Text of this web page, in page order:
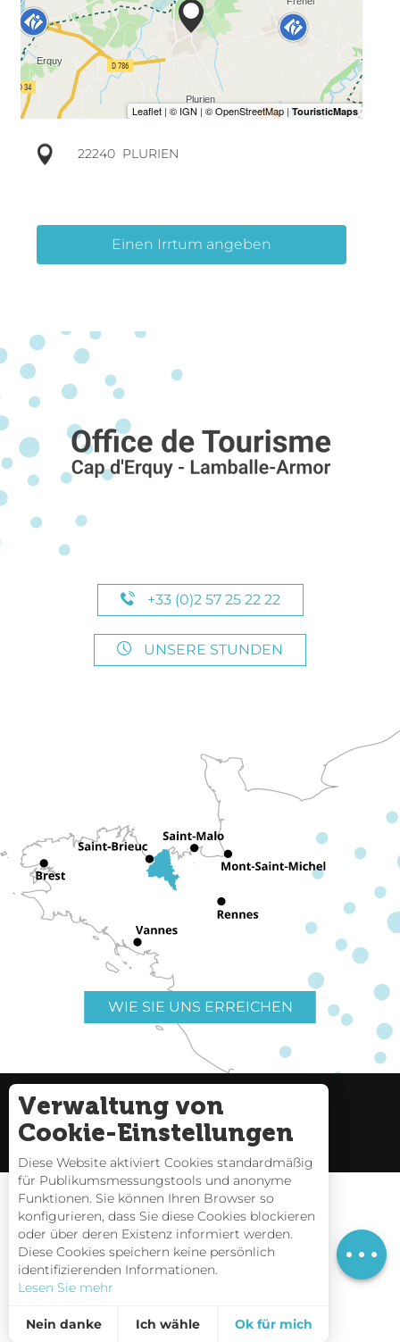
22240 PLURIEN
Einen Irrtum angeben
+33 (0)2 57 25 22 22
UNSERE STUNDEN
WIE SIE UNS ERREICHEN
Nützliche Links
Seitenverzeichnis
Gezeitentafeln
Webcams
Verwaltung von
Cookie-Einstellungen
Diese Website aktiviert Cookies standardmäßig
für Publikumsmessungstools und anonyme
Funktionen. Sie können Ihren Browser so
konfigurieren, dass Sie diese Cookies blockieren
oder über deren Existenz informiert werden.
Diese Cookies speichern keine persönlich
identifizierenden Informationen.
Lesen Sie mehr
Nein danke Ich wähle Ok für mich